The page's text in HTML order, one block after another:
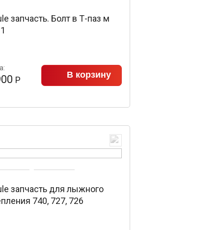
запчасть. Болт в Т-паз м
Р В корзину
запчасть для лыжного
740, 727, 726